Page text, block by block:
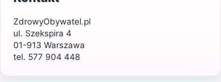
ZdrowyObywatel.pl
ul. Szekspira 4
01-913 Warszawa
tel. 577 904 448